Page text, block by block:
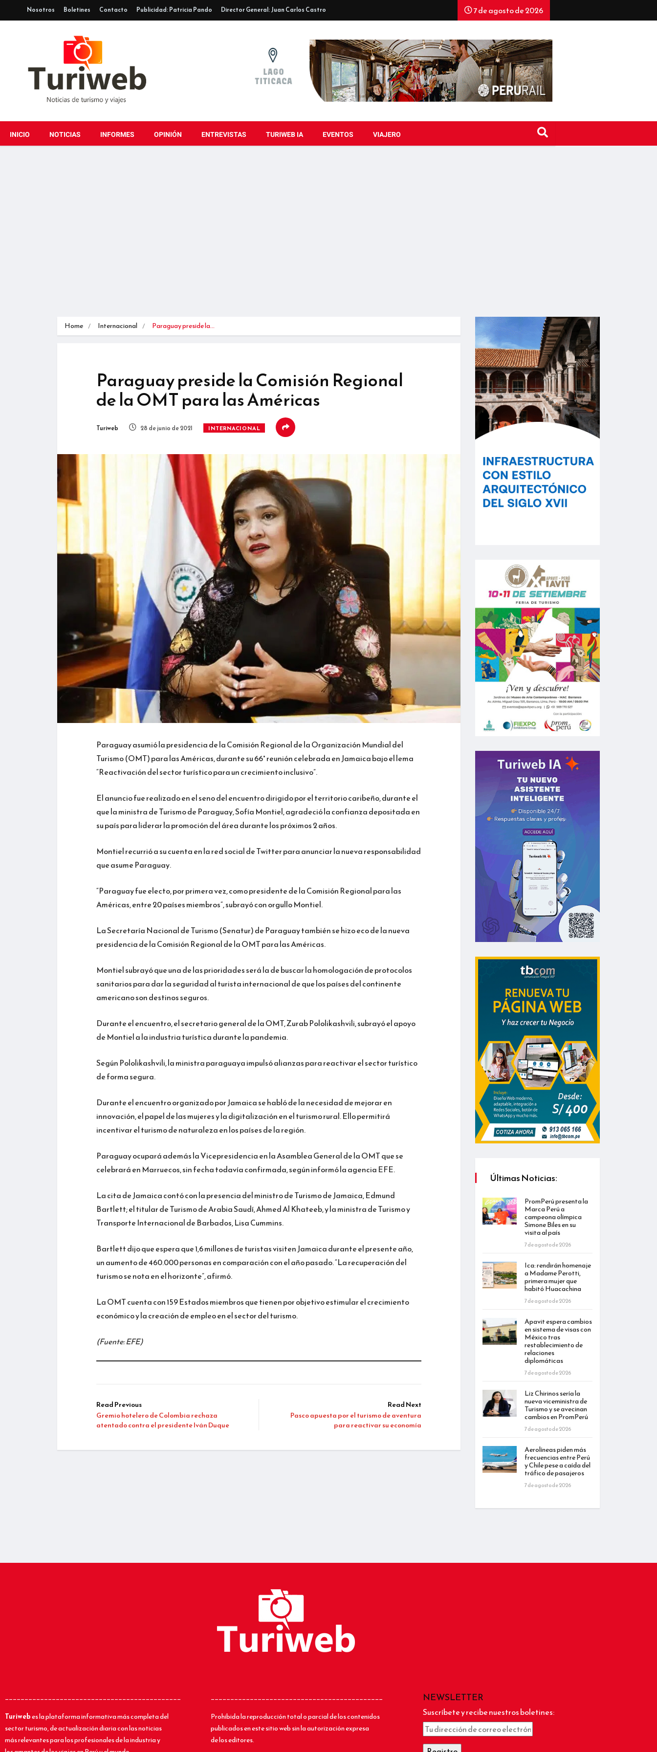
Nosotros Boletines Contacto Publicidad: Patricia Pando Director General: Juan Carlos Castro 7 de agosto de 2026
INICIO NOTICIAS INFORMES OPINIÓN ENTREVISTAS TURIWEB IA EVENTOS VIAJERO
Home Internacional Paraguay preside la…
Paraguay preside la Comisión Regional
de la OMT para las Américas
Turiweb 28 de junio de 2021 INTERNACIONAL
Paraguay asumió la presidencia de la Comisión Regional de la Organización Mundial del
Turismo (OMT) para las Américas, durante su 66° reunión celebrada en Jamaica bajo el lema
“Reactivación del sector turístico para un crecimiento inclusivo”.
El anuncio fue realizado en el seno del encuentro dirigido por el territorio caribeño, durante el
que la ministra de Turismo de Paraguay, Sofía Montiel, agradeció la confianza depositada en
su país para liderar la promoción del área durante los próximos 2 años.
Montiel recurrió a su cuenta en la red social de Twitter para anunciar la nueva responsabilidad
que asume Paraguay.
“Paraguay fue electo, por primera vez, como presidente de la Comisión Regional para las
Américas, entre 20 países miembros”, subrayó con orgullo Montiel.
La Secretaría Nacional de Turismo (Senatur) de Paraguay también se hizo eco de la nueva
presidencia de la Comisión Regional de la OMT para las Américas.
Montiel subrayó que una de las prioridades será la de buscar la homologación de protocolos
sanitarios para dar la seguridad al turista internacional de que los países del continente
americano son destinos seguros.
Durante el encuentro, el secretario general de la OMT, Zurab Pololikashvili, subrayó el apoyo
de Montiel a la industria turística durante la pandemia.
Según Pololikashvili, la ministra paraguaya impulsó alianzas para reactivar el sector turístico
de forma segura.
Durante el encuentro organizado por Jamaica se habló de la necesidad de mejorar en
innovación, el papel de las mujeres y la digitalización en el turismo rural. Ello permitirá
incentivar el turismo de naturaleza en los países de la región.
Paraguay ocupará además la Vicepresidencia en la Asamblea General de la OMT que se
celebrará en Marruecos, sin fecha todavía confirmada, según informó la agencia EFE.
La cita de Jamaica contó con la presencia del ministro de Turismo de Jamaica, Edmund
Bartlett; el titular de Turismo de Arabia Saudí, Ahmed Al Khateeb, y la ministra de Turismo y
Transporte Internacional de Barbados, Lisa Cummins.
Bartlett dijo que espera que 1,6 millones de turistas visiten Jamaica durante el presente año,
un aumento de 460.000 personas en comparación con el año pasado. “La recuperación del
turismo se nota en el horizonte”, afirmó.
La OMT cuenta con 159 Estados miembros que tienen por objetivo estimular el crecimiento
económico y la creación de empleo en el sector del turismo.
(Fuente: EFE)
Read Previous
Gremio hotelero de Colombia rechaza
atentado contra el presidente Iván Duque
Read Next
Pasco apuesta por el turismo de aventura
para reactivar su economía
Últimas Noticias:
PromPerú presenta la
Marca Perú a
campeona olímpica
Simone Biles en su
visita al país
7 de agosto de 2026
Ica: rendirán homenaje
a Madame Perotti,
primera mujer que
habitó Huacachina
7 de agosto de 2026
Apavit espera cambios
en sistema de visas con
México tras
restablecimiento de
relaciones
diplomáticas
7 de agosto de 2026
Liz Chirinos sería la
nueva viceministra de
Turismo y se avecinan
cambios en PromPerú
7 de agosto de 2026
Aerolíneas piden más
frecuencias entre Perú
y Chile pese a caída del
tráfico de pasajeros
7 de agosto de 2026
_____________________________________________
Turiwebes la plataforma informativa más completa del
sector turismo, de actualización diaria con las noticias
más relevantes para los profesionales de la industria y
____________________________________________
Prohibida la reproducción total o parcial de los contenidos
publicados en este sitio web sin la autorización expresa
de los editores.
NEWSLETTER
Suscríbete y recibe nuestros boletines: